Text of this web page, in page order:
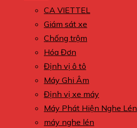
CA VIETTEL
Giám sát xe
Chống trộm
Hóa Đơn
Định vị ô tô
Máy Ghi Âm
Định vị xe máy
Máy Phát Hiện Nghe Lén
máy nghe lén